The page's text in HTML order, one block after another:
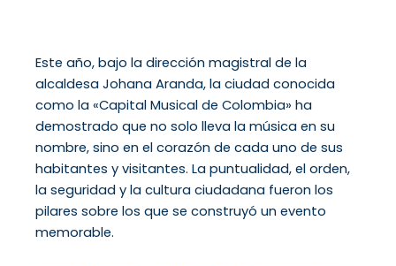
Este año, bajo la dirección magistral de la
alcaldesa Johana Aranda, la ciudad conocida
como la «Capital Musical de Colombia» ha
demostrado que no solo lleva la música en su
nombre, sino en el corazón de cada uno de sus
habitantes y visitantes. La puntualidad, el orden,
la seguridad y la cultura ciudadana fueron los
pilares sobre los que se construyó un evento
memorable.